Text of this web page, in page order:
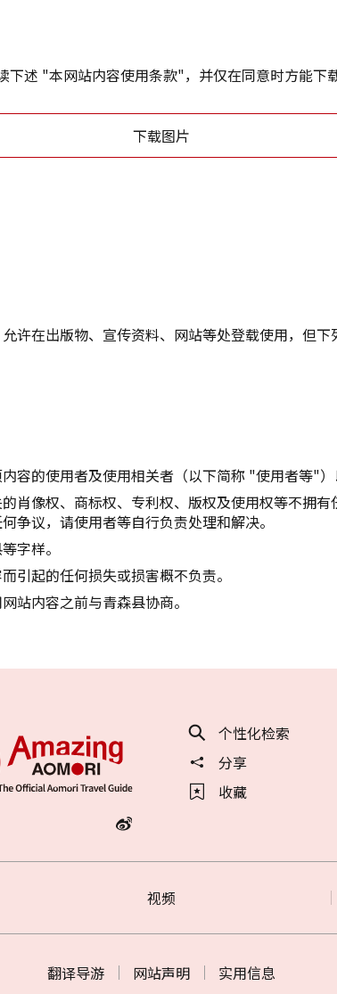
下述 "本网站内容使用条款"，并仅在同意时方能下载
下载图片
许在出版物、宣传资料、网站等处登载使用，但下
容的使用者及使用相关者（以下简称 "使用者等"
肖像权、商标权、专利权、版权及使用权等不拥有
争议，请使用者等自行负责处理和解决。
字样。
引起的任何损失或损害概不负责。
站内容之前与青森县协商。
个性化检索
分享
收藏
视频
翻译导游 网站声明 实用信息